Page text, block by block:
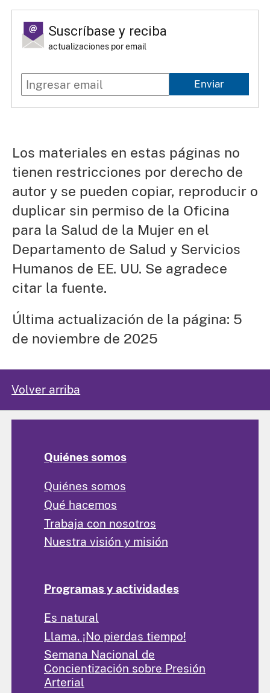
Suscríbase y reciba
actualizaciones por email
Enviar
Los materiales en estas páginas no
tienen restricciones por derecho de
autor y se pueden copiar, reproducir o
duplicar sin permiso de la Oficina
para la Salud de la Mujer en el
Departamento de Salud y Servicios
Humanos de EE. UU. Se agradece
citar la fuente.
Última actualización de la página: 5
de noviembre de 2025
Volver arriba
Quiénes somos
Quiénes somos
Qué hacemos
Trabaja con nosotros
Nuestra visión y misión
Programas y actividades
Es natural
Llama. ¡No pierdas tiempo!
Semana Nacional de
Concientización sobre Presión
Arterial